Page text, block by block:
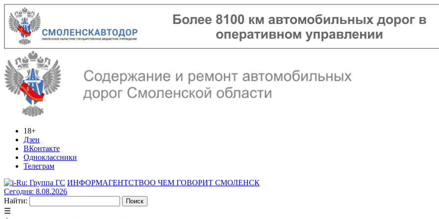
18+
Дзен
ВКонтакте
Одноклассники
Телеграм
ИНФОРМАГЕНТСТВОО ЧЕМ ГОВОРИТ СМОЛЕНСК
Сегодня: 8.08.2026
Найти:
☰